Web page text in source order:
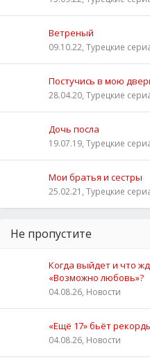
Ветреный
09.10.22, Турецкие
Постучись в мою
28.04.20, Турецкие
Дочь посла
19.07.19, Турецкие
Мои братья и сестры
25.02.21, Турецкие
Не пропустите
Когда выйдет и что
«Возможно любовь»?
04.08.26, Новости
«Ещё 17» бьёт
04.08.26, Новости